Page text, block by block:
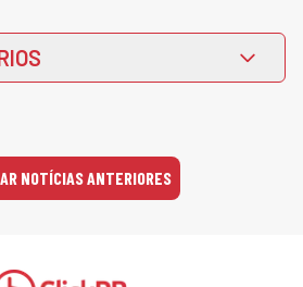
NOTÍCIAS ANTERIORES